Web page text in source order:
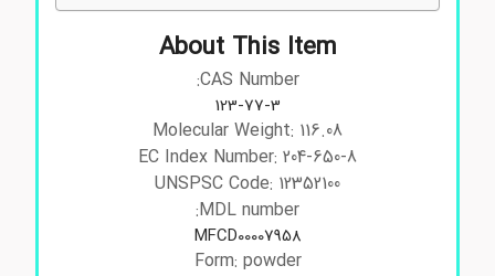
About This Item
CAS Number:
123-77-3
Molecular Weight: 116.08
EC Index Number: 204-650-8
UNSPSC Code: 12352100
MDL number:
MFCD00007958
Form: powder